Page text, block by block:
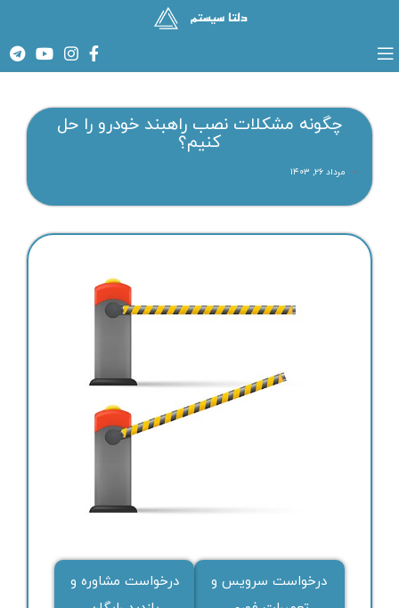
چگونه مشکلات نصب راهبند خودرو را حل
کنیم؟
مرداد ۲۶, ۱۴۰۳
درخواست سرویس و
درخواست مشاوره و